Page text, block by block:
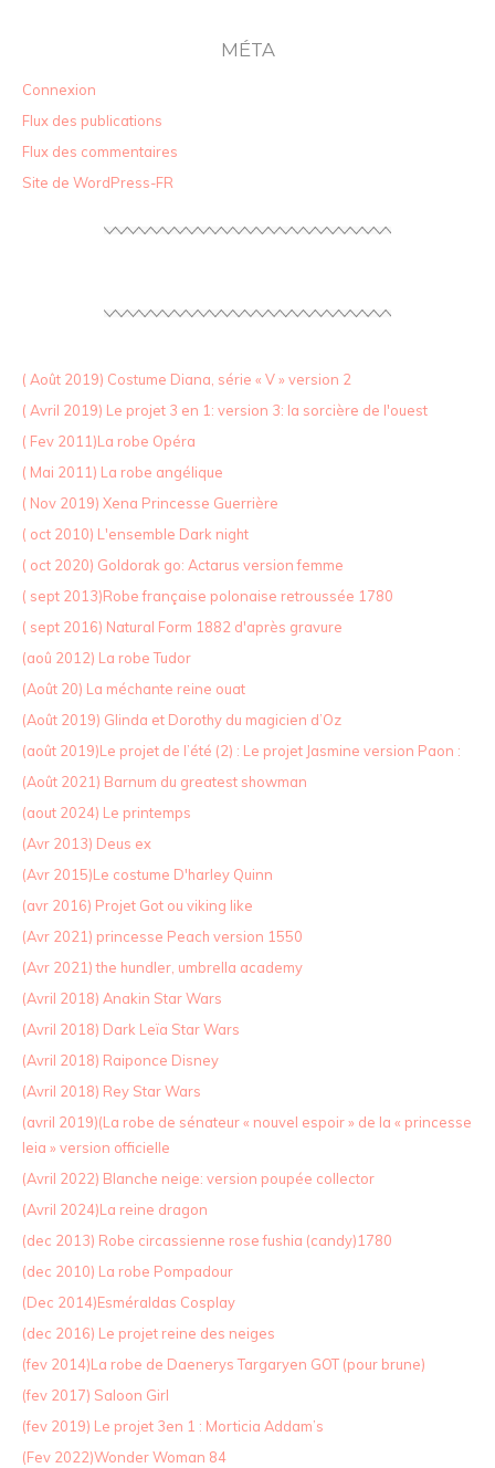
MÉTA
Connexion
Flux des publications
Flux des commentaires
Site de WordPress-FR
( Août 2019) Costume Diana, série « V » version 2
( Avril 2019) Le projet 3 en 1: version 3: la sorcière de l'ouest
( Fev 2011)La robe Opéra
( Mai 2011) La robe angélique
( Nov 2019) Xena Princesse Guerrière
( oct 2010) L'ensemble Dark night
( oct 2020) Goldorak go: Actarus version femme
( sept 2013)Robe française polonaise retroussée 1780
( sept 2016) Natural Form 1882 d'après gravure
(aoû 2012) La robe Tudor
(Août 20) La méchante reine ouat
(Août 2019) Glinda et Dorothy du magicien d’Oz
(août 2019)Le projet de l’été (2) : Le projet Jasmine version Paon :
(Août 2021) Barnum du greatest showman
(aout 2024) Le printemps
(Avr 2013) Deus ex
(Avr 2015)Le costume D'harley Quinn
(avr 2016) Projet Got ou viking like
(Avr 2021) princesse Peach version 1550
(Avr 2021) the hundler, umbrella academy
(Avril 2018) Anakin Star Wars
(Avril 2018) Dark Leïa Star Wars
(Avril 2018) Raiponce Disney
(Avril 2018) Rey Star Wars
(avril 2019)(La robe de sénateur « nouvel espoir » de la « princesse
leia » version officielle
(Avril 2022) Blanche neige: version poupée collector
(Avril 2024)La reine dragon
(dec 2013) Robe circassienne rose fushia (candy)1780
(dec 2010) La robe Pompadour
(Dec 2014)Esméraldas Cosplay
(dec 2016) Le projet reine des neiges
(fev 2014)La robe de Daenerys Targaryen GOT (pour brune)
(fev 2017) Saloon Girl
(fev 2019) Le projet 3en 1 : Morticia Addam’s
(Fev 2022)Wonder Woman 84